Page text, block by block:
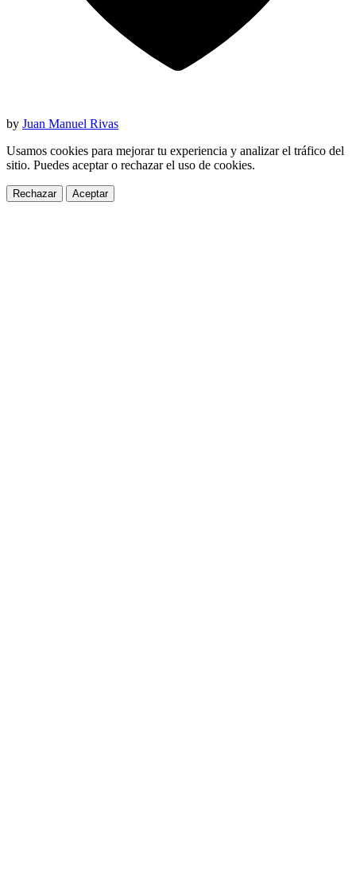
by Juan Manuel Rivas
Usamos cookies para mejorar tu experiencia y analizar el tráfico del
sitio. Puedes aceptar o rechazar el uso de cookies.
Rechazar Aceptar